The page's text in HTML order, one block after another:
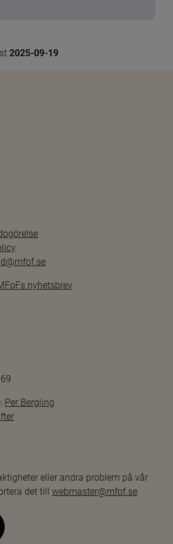
2025-09-19
nyhetsbrev
Per Bergling
eller andra problem på vår
det till webmaster@mfof.se